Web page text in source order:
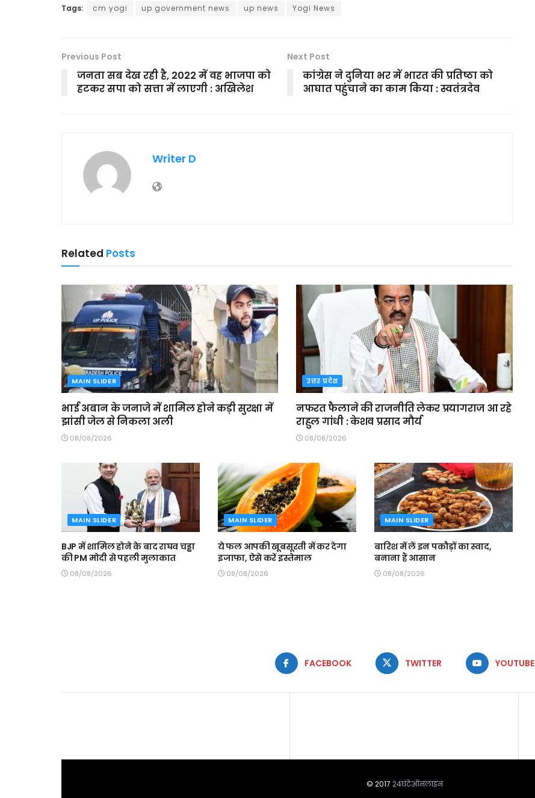
Tags: cm yogi up government news up news Yogi News
Previous Post
जनता सब देख रही है, 2022 में वह भाजपा को
हटकर सपा को सत्ता में लाएगी : अखिलेश
Next Post
कांग्रेस ने दुनिया भर में भारत की प्रतिष्ठा को
आघात पहुंचाने का काम किया : स्वतंत्रदेव
Writer D
Related Posts
MAIN SLIDER
भाई अबान के जनाजे में शामिल होने कड़ी सुरक्षा में
झांसी जेल से निकला अली
08/08/2026
उत्तर प्रदेश
नफरत फैलाने की राजनीति लेकर प्रयागराज आ रहे
राहुल गांधी : केशव प्रसाद मौर्य
08/08/2026
MAIN SLIDER
BJP में शामिल होने के बाद राघव चड्ढा
की PM मोदी से पहली मुलाकात
08/08/2026
MAIN SLIDER
ये फल आपकी खूबसूरती में कर देगा
इजाफा, ऐसे करें इस्तेमाल
08/08/2026
MAIN SLIDER
बारिश में लें इन पकौड़ों का स्वाद,
बनाना हैं आसान
08/08/2026
FACEBOOK TWITTER YOUTUBE
© 2017 24घंटेऑनलाइन